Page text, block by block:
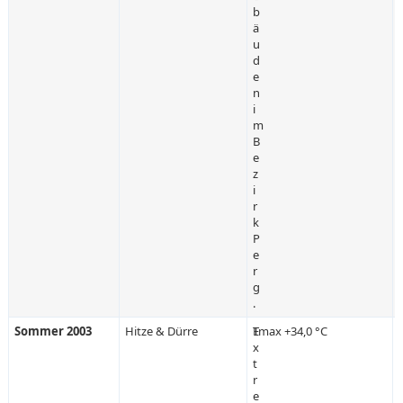
b
ä
u
d
e
n
i
m
B
e
z
i
r
k
P
e
r
g
.
Sommer 2003 Hitze & Dürre
E
x
t
r
e
Tmax +34,0 °C